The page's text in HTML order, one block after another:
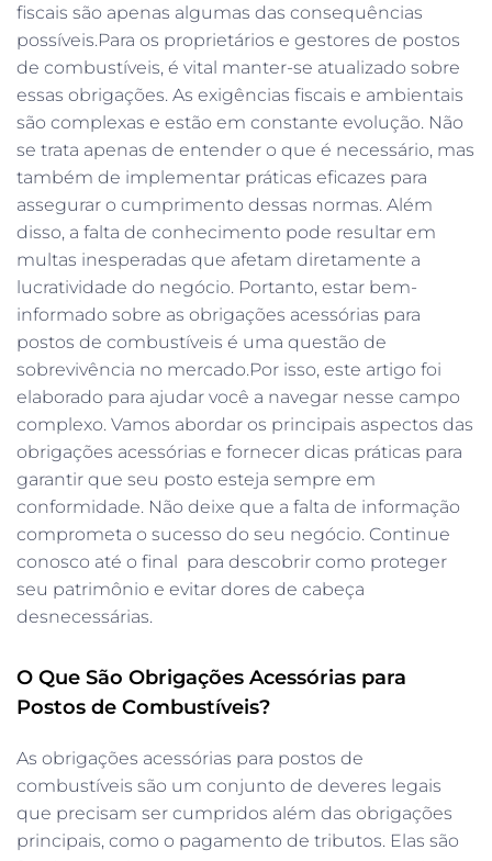
fiscais são apenas algumas das consequências
possíveis.Para os proprietários e gestores de postos
de combustíveis, é vital manter-se atualizado sobre
essas obrigações. As exigências fiscais e ambientais
são complexas e estão em constante evolução. Não
se trata apenas de entender o que é necessário, mas
também de implementar práticas eficazes para
assegurar o cumprimento dessas normas. Além
disso, a falta de conhecimento pode resultar em
multas inesperadas que afetam diretamente a
lucratividade do negócio. Portanto, estar bem-
informado sobre as obrigações acessórias para
postos de combustíveis é uma questão de
sobrevivência no mercado.Por isso, este artigo foi
elaborado para ajudar você a navegar nesse campo
complexo. Vamos abordar os principais aspectos das
obrigações acessórias e fornecer dicas práticas para
garantir que seu posto esteja sempre em
conformidade. Não deixe que a falta de informação
comprometa o sucesso do seu negócio. Continue
conosco até o final para descobrir como proteger
seu patrimônio e evitar dores de cabeça
desnecessárias.
O Que São Obrigações Acessórias para
Postos de Combustíveis?
As obrigações acessórias para postos de
combustíveis são um conjunto de deveres legais
que precisam ser cumpridos além das obrigações
principais, como o pagamento de tributos. Elas são